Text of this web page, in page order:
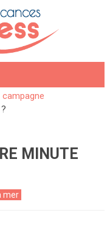
MINUTE
mer